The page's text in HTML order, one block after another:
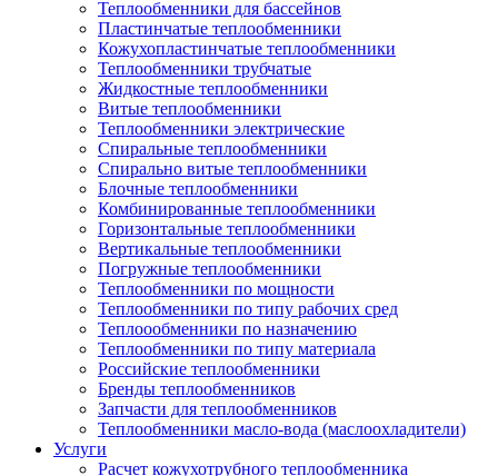
Теплообменники для бассейнов
Пластинчатые теплообменники
Кожухопластинчатые теплообменники
Теплообменники трубчатые
Жидкостные теплообменники
Витые теплообменники
Теплообменники электрические
Спиральные теплообменники
Спирально витые теплообменники
Блочные теплообменники
Комбинированные теплообменники
Горизонтальные теплообменники
Вертикальные теплообменники
Погружные теплообменники
Теплообменники по мощности
Теплообменники по типу рабочих сред
Теплоообменники по назначению
Теплообменники по типу материала
Российские теплообменники
Бренды теплообменников
Запчасти для теплообменников
Теплообменники масло-вода (маслоохладители)
Услуги
Расчет кожухотрубного теплообменника